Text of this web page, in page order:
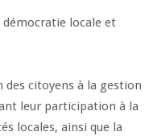
démocratie locale et
des citoyens à la gestion
leur participation à la
locales, ainsi que la